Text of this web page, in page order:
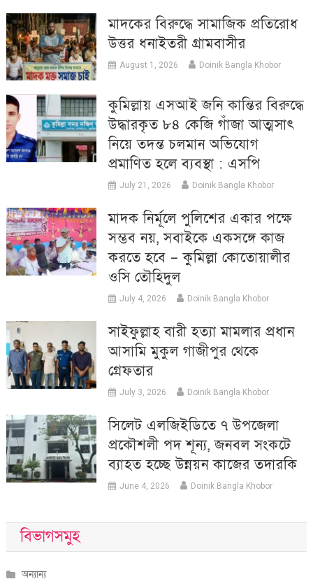
মাদকের বিরুদ্ধে সামাজিক প্রতিরোধ
উত্তর ধনাইতরী গ্রামবাসীর
August 1, 2026 Doinik Bangla Khobor
কুমিল্লায় এসআই জনি কান্তির বিরুদ্ধে
উদ্ধারকৃত ৮৪ কেজি গাঁজা আত্মসাৎ
নিয়ে তদন্ত চলমান অভিযোগ
প্রমাণিত হলে ব্যবস্থা : এসপি
July 21, 2026 Doinik Bangla Khobor
মাদক নির্মূলে পুলিশের একার পক্ষে
সম্ভব নয়, সবাইকে একসঙ্গে কাজ
করতে হবে – কুমিল্লা কোতোয়ালীর
ওসি তৌহিদুল
July 4, 2026 Doinik Bangla Khobor
সাইফুল্লাহ বারী হত্যা মামলার প্রধান
আসামি মুকুল গাজীপুর থেকে
গ্রেফতার
July 3, 2026 Doinik Bangla Khobor
সিলেট এলজিইডিতে ৭ উপজেলা
প্রকৌশলী পদ শূন্য, জনবল সংকটে
ব্যাহত হচ্ছে উন্নয়ন কাজের তদারকি
June 4, 2026 Doinik Bangla Khobor
বিভাগসমুহ
অন্যান্য